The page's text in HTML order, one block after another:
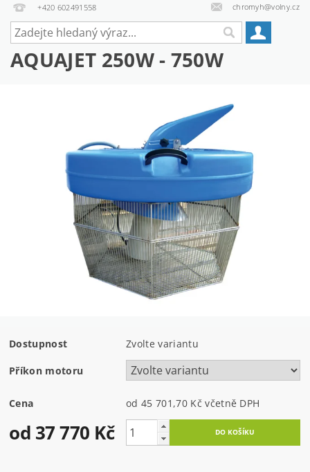
+420 602491558 chromyh@volny.cz
AQUAJET 250W - 750W
Dostupnost Zvolte variantu
Příkon motoru
Cena od 45 701,70 Kčvčetně DPH
od 37 770 Kč